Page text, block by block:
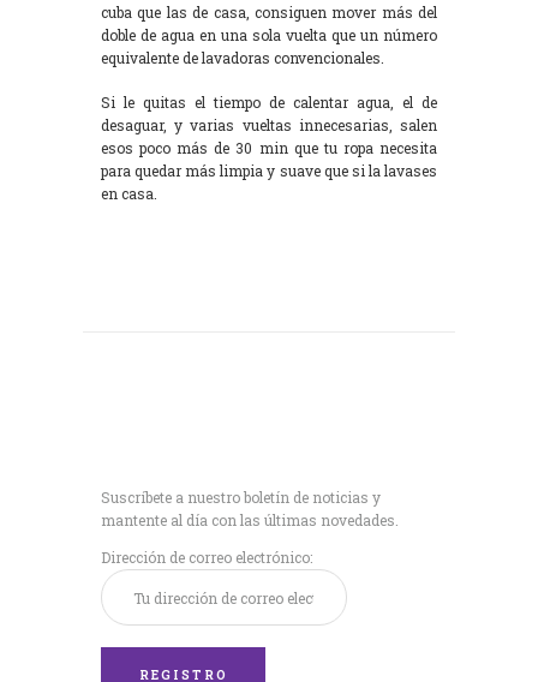
cuba que las de casa, consiguen mover más del
doble de agua en una sola vuelta que un número
equivalente de lavadoras convencionales.
Si le quitas el tiempo de calentar agua, el de
desaguar, y varias vueltas innecesarias, salen
esos poco más de 30 min que tu ropa necesita
para quedar más limpia y suave que si la lavases
en casa.
Suscríbete a nuestro boletín de noticias y
mantente al día con las últimas novedades.
Dirección de correo electrónico: